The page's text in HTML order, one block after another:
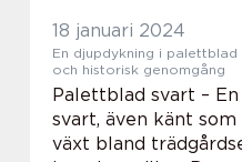
18 januari 2024
En djupdykning i
och historisk genomgång
Palettblad svart –
svart, även känt
växt bland